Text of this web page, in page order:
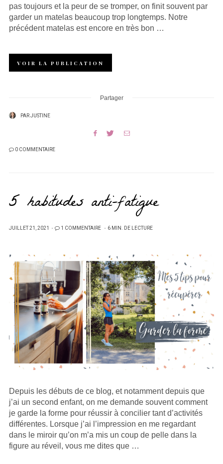
pas toujours et la peur de se tromper, on finit souvent par
garder un matelas beaucoup trop longtemps. Notre
précédent matelas est encore en très bon …
VOIR LA PUBLICATION
Partager
PARJUSTINE
0 COMMENTAIRE
5 habitudes anti-fatigue
PUBLIÉ
JUILLET 21, 2021 1 COMMENTAIRE 6 MIN. DE LECTURE
Depuis les débuts de ce blog, et notamment depuis que
j’ai un second enfant, on me demande souvent comment
je garde la forme pour réussir à concilier tant d’activités
différentes. Lorsque j’ai l’impression en me regardant
dans le miroir qu’on m’a mis un coup de pelle dans la
figure au réveil, vous me dites que …